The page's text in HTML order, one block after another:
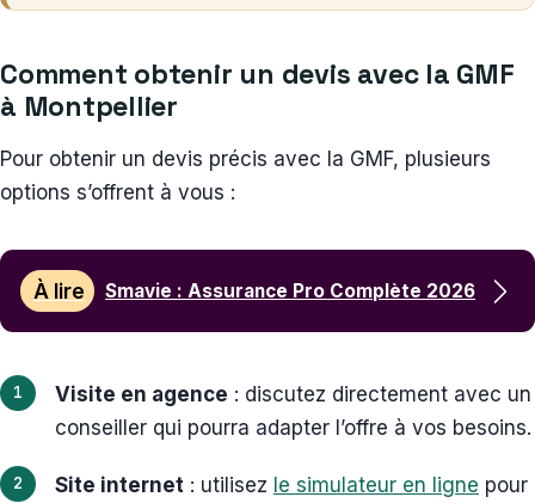
Comment obtenir un devis avec la GMF
à Montpellier
Pour obtenir un devis précis avec la GMF, plusieurs
options s’offrent à vous :
À lire Smavie : Assurance Pro Complète 2026
Visite en agence : discutez directement avec un
conseiller qui pourra adapter l’offre à vos besoins.
Site internet : utilisez le simulateur en ligne pour